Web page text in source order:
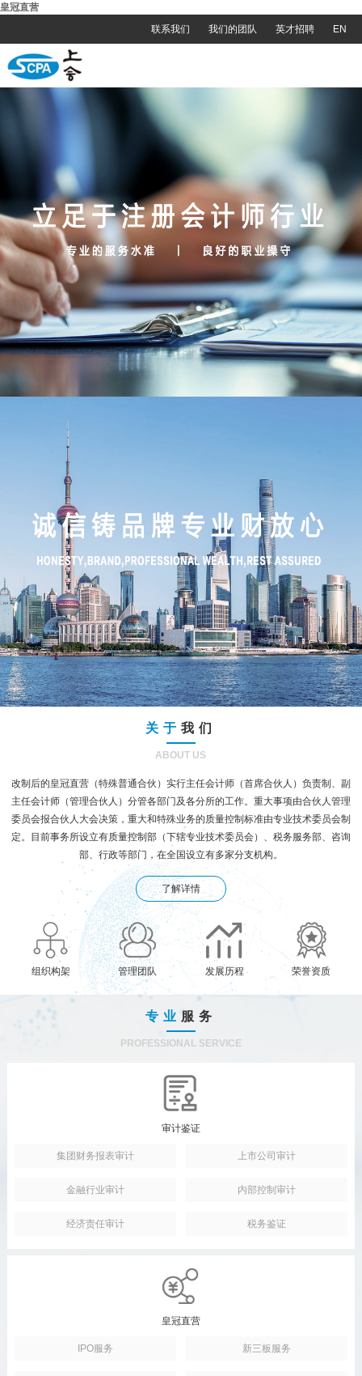
皇冠直营
联系我们
我们的团队 英才招聘 EN
关于 我们
ABOUT US
改制后的皇冠直营（特殊普通合伙）实行主任会计师（首席合伙人）负责制、副
主任会计师（管理合伙人）分管各部门及各分所的工作。重大事项由合伙人管理
委员会报合伙人大会决策，重大和特殊业务的质量控制标准由专业技术委员会制
定。目前事务所设立有质量控制部（下辖专业技术委员会）、税务服务部、咨询
部、行政等部门，在全国设立有多家分支机构。
了解详情
组织构架 管理团队 发展历程 荣誉资质
专业 服务
PROFESSIONAL SERVICE
审计鉴证
集团财务报表审计 上市公司审计
金融行业审计 内部控制审计
经济责任审计 税务鉴证
皇冠直营
IPO服务 新三板服务